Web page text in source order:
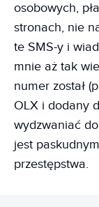
osobowych,
stronach, nie
te SMS-y i
mnie aż tak
numer został
OLX i dodany
wydzwaniać
jest
przestępstwa.